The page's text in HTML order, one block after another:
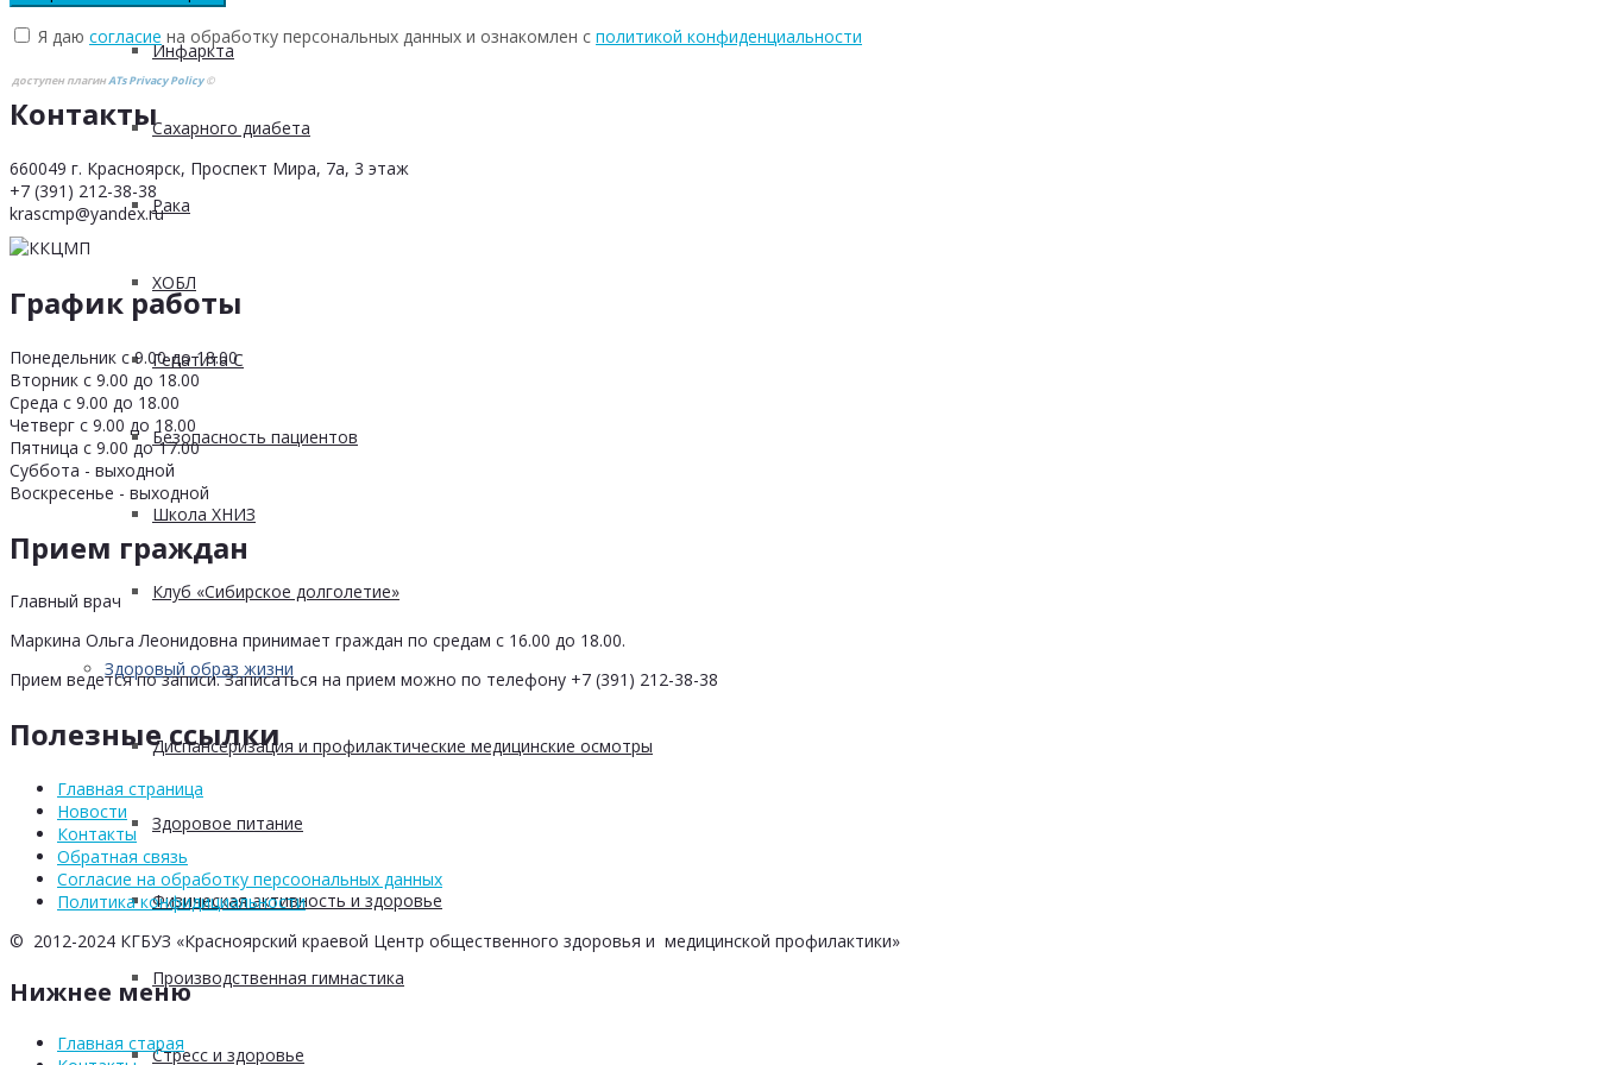
Инфаркта
Сахарного диабета
Рака
ХОБЛ
Гепатита С
Безопасность пациентов
Школа ХНИЗ
Клуб «Сибирское долголетие»
Здоровый образ жизни
Диспансеризация и профилактические медицинские осмотры
Здоровое питание
Физическая активность и здоровье
Производственная гимнастика
Стресс и здоровье
Я даю согласие на обработку персональных данных и ознакомлен с политикой конфиденциальности
доступен плагинATs Privacy Policy©
Контакты
660049 г. Красноярск, Проспект Мира, 7а, 3 этаж
+7 (391) 212-38-38
krascmp@yandex.ru
График работы
Понедельник с 9.00 до 18.00
Вторник с 9.00 до 18.00
Среда с 9.00 до 18.00
Четверг с 9.00 до 18.00
Пятница с 9.00 до 17.00
Суббота - выходной
Воскресенье - выходной
Прием граждан
Главный врач
Маркина Ольга Леонидовна принимает граждан по средам с 16.00 до 18.00.
Прием ведется по записи. Записаться на прием можно по телефону +7 (391) 212-38-38
Полезные ссылки
Главная страница
Новости
Контакты
Обратная связь
Согласие на обработку персоональных данных
Политика конфидициальности
© 2012-2024 КГБУЗ «Красноярский краевой Центр общественного здоровья и медицинской профилактики»
Нижнее меню
Главная старая